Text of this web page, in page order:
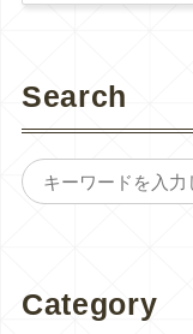
Search
Category